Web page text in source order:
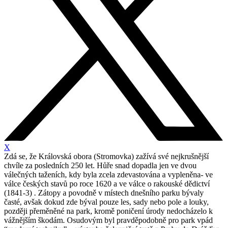
X
Zdá se, že Královská obora (Stromovka) zažívá své nejkrušnější
chvíle za posledních 250 let. Hůře snad dopadla jen ve dvou
válečných taženích, kdy byla zcela zdevastována a vypleněna- ve
válce českých stavů po roce 1620 a ve válce o rakouské dědictví
(1841-3) . Zátopy a povodně v místech dnešního parku bývaly
časté, avšak dokud zde býval pouze les, sady nebo pole a louky,
později přeměněné na park, kromě poničení úrody nedocházelo k
vážnějším škodám. Osudovým byl pravděpodobně pro park vpád